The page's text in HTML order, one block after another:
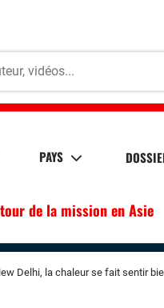
PAYS
de la mission en Asie
Delhi, la chaleur se fait sentir